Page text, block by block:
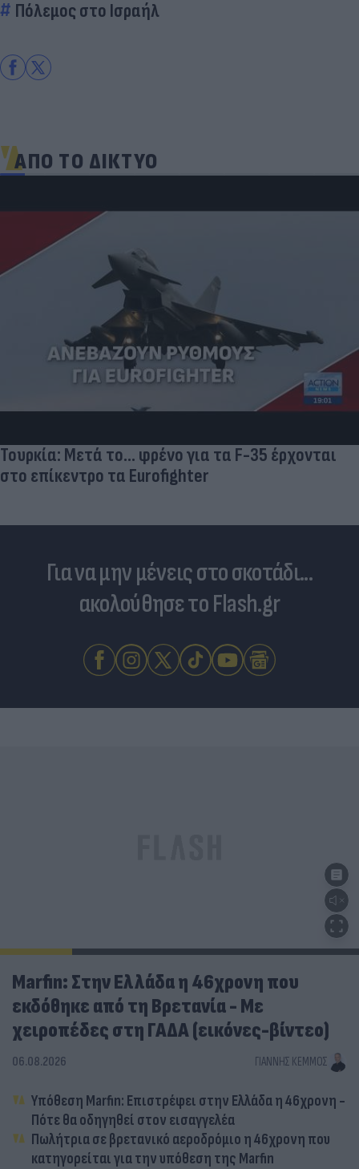
Πόλεμος στο Ισραήλ
ΑΠΟ ΤΟ ΔΙΚΤΥΟ
Skin dysmorphia: Όταν η εμμονή με το «τέλειο»
δέρμα αποτελεί πρόβλημα ψυχικής υγείας
Για να μην μένεις στο σκοτάδι...
ακολούθησε το Flash.gr
Marfin: Στην Ελλάδα η 46χρονη που
εκδόθηκε από τη Βρετανία - Με
χειροπέδες στη ΓΑΔΑ (εικόνες-βίντεο)
06.08.2026 ΓΙΆΝΝΗΣ ΚΈΜΜΟΣ
Υπόθεση Marfin: Επιστρέφει στην Ελλάδα η 46χρονη -
Πότε θα οδηγηθεί στον εισαγγελέα
Πωλήτρια σε βρετανικό αεροδρόμιο η 46χρονη που
κατηγορείται για την υπόθεση της Marfin